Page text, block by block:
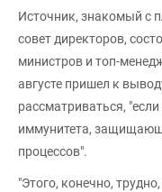
Источник, знакомый с
совет директоров,
министров и топ-
августе пришел к
рассматриваться,
иммунитета,
процессов".
"Этого, конечно,